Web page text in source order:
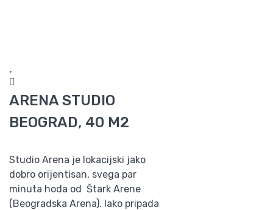
ARENA STUDIO
BEOGRAD, 40 M2
Studio Arena je lokacijski jako
dobro orijentisan, svega par
minuta hoda od Štark Arene
(Beogradska Arena). Iako pripada